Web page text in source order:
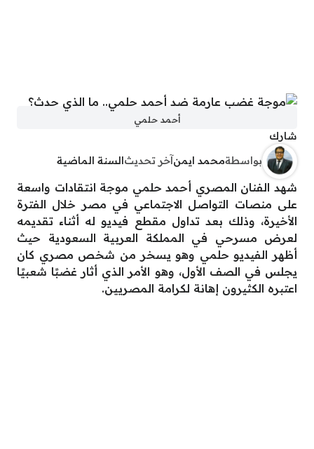
أحمد حلمي
شارك
بواسطةمحمد ايمن آخر تحديث السنة الماضية
شهد الفنان المصري أحمد حلمي موجة انتقادات واسعة
على منصات التواصل الاجتماعي في مصر خلال الفترة
الأخيرة، وذلك بعد تداول مقطع فيديو له أثناء تقديمه
لعرض مسرحي في المملكة العربية السعودية حيث
أظهر الفيديو حلمي وهو يسخر من شخص مصري كان
يجلس في الصف الأول، وهو الأمر الذي أثار غضبًا شعبيًا
اعتبره الكثيرون إهانة لكرامة المصريين.